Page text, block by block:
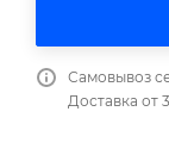
Самовывоз
Доставка от